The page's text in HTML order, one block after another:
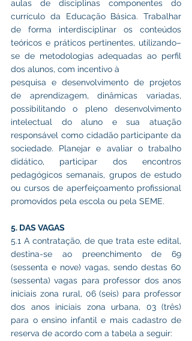
aulas de disciplinas componentes do
currículo da Educação Básica. Trabalhar
de forma interdisciplinar os conteúdos
teóricos e práticos pertinentes, utilizando–
se de metodologias adequadas ao perfil
dos alunos, com incentivo à
pesquisa e desenvolvimento de projetos
de aprendizagem, dinâmicas variadas,
possibilitando o pleno desenvolvimento
intelectual do aluno e sua atuação
responsável como cidadão participante da
sociedade. Planejar e avaliar o trabalho
didático, participar dos encontros
pedagógicos semanais, grupos de estudo
ou cursos de aperfeiçoamento profissional
promovidos pela escola ou pela SEME.
5. DAS VAGAS
5.1 A contratação, de que trata este edital,
destina-se ao preenchimento de 69
(sessenta e nove) vagas, sendo destas 60
(sessenta) vagas para professor dos anos
iniciais zona rural, 06 (seis) para professor
dos anos iniciais zona urbana, 03 (três)
para o ensino infantil e mais cadastro de
reserva de acordo com a tabela a seguir: